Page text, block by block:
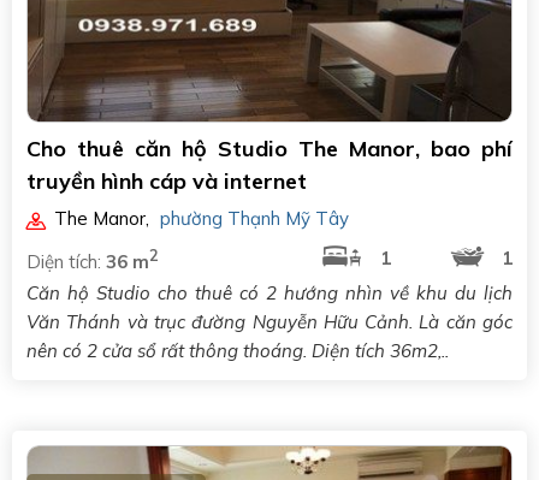
Cho thuê căn hộ Studio The Manor, bao phí
truyền hình cáp và internet
The Manor
phường Thạnh Mỹ Tây
Diện tích: 36 m2 1
1
Căn hộ Studio cho thuê có 2 hướng nhìn về khu du lịch
Văn Thánh và trục đường Nguyễn Hữu Cảnh. Là căn góc
nên có 2 cửa sổ rất thông thoáng. Diện tích 36m2,..